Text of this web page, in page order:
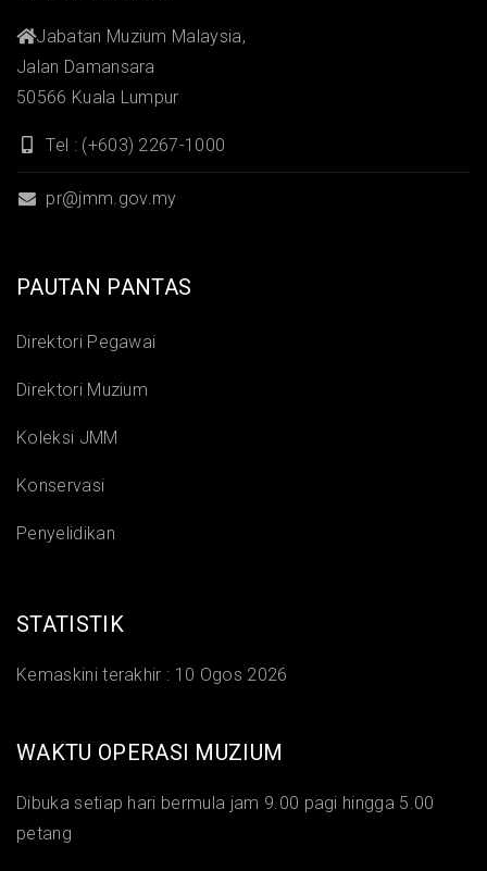
Jabatan Muzium Malaysia,
Jalan Damansara
50566 Kuala Lumpur
Tel : (+603) 2267-1000
pr@jmm.gov.my
PAUTAN PANTAS
Direktori Pegawai
Direktori Muzium
Koleksi JMM
Konservasi
Penyelidikan
STATISTIK
Kemaskini terakhir : 10 Ogos 2026
WAKTU OPERASI MUZIUM
Dibuka setiap hari bermula jam 9.00 pagi hingga 5.00
petang